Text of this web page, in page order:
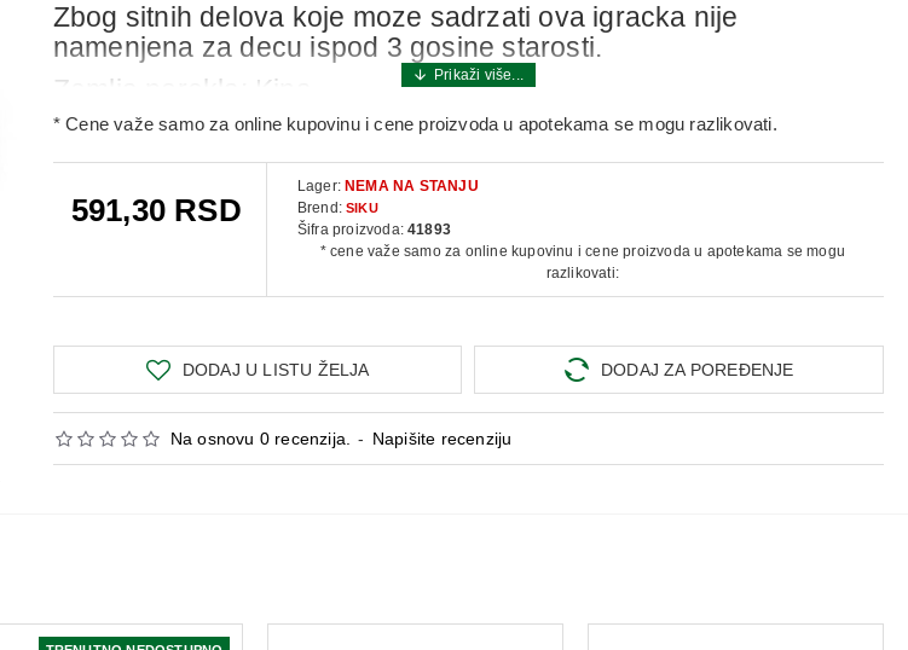
Zbog sitnih delova koje moze sadrzati ova igracka nije
namenjena za decu ispod 3 gosine starosti.
Zemlja p
orekl
: Kina
Proizvodjac: Sieper GmbH
* Cene važe samo za online kupovinu i cene proizvoda u apotekama se mogu razlikovati.
Na osnovu 0 recenzija. - Napišite recenziju
591,30 RSD
Lager: NEMA NA STANJU
Brend: SIKU
Šifra proizvoda: 41893
* cene važe samo za online kupovinu i cene proizvoda u apotekama se mogu
razlikovati:
DODAJ U LISTU ŽELJA DODAJ ZA POREĐENJE